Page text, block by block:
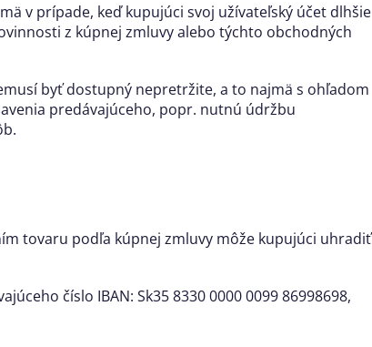
v prípade, keď kupujúci svoj užívateľský účet dlhšie
z kúpnej zmluvy alebo týchto obchodných
byť dostupný nepretržite, a to najmä s ohľadom
predávajúceho, popr. nutnú údržbu
tovaru podľa kúpnej zmluvy môže kupujúci uhradiť
číslo IBAN: Sk35 8330 0000 0099 86998698,